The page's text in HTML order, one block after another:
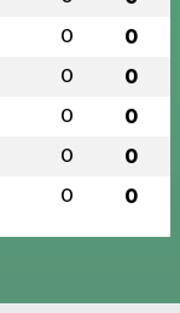
0 0
0 0
0 0
0 0
0 0